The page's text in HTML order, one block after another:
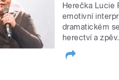
Herečka Lucie
emotivní
dramatickém
herectví a zpěv.